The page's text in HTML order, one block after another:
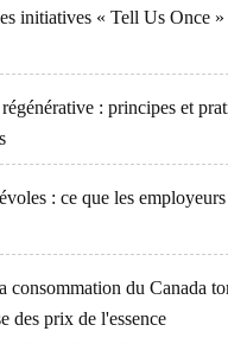
initiatives « Tell Us Once
: principes et
: ce que les
consommation du Canada
des prix de l'essence